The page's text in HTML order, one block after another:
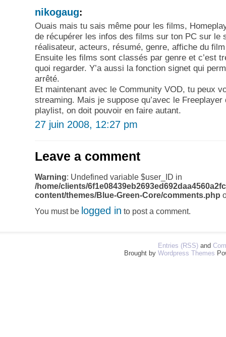
nikogaug:
Ouais mais tu sais même pour les films,
de récupérer les infos des films sur ton PC sur le
réalisateur, acteurs, résumé, genre, affiche du
Ensuite les films sont classés par genre et c’est
quoi regarder. Y’a aussi la fonction signet qui
arrêté.
Et maintenant avec le Community VOD, tu peux
streaming. Mais je suppose qu’avec le Freeplayer
playlist, on doit pouvoir en faire autant.
27 juin 2008, 12:27 pm
Leave a comment
Warning: Undefined variable $user_ID in
/home/clients/
content/themes/Blue-Green-Core/comments.php
You must be logged in to post a comment.
Entries (RSS)and
Brought by Wordpress Themes